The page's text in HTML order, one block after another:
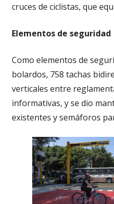
cruces de ciclistas, que
Elementos de seguridad
Como elementos de
bolardos, 758 tachas
verticales entre
informativas, y se dio
existentes y semáforos